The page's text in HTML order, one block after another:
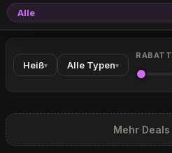
Alle
Heiß▾ Alle Typen▾
Mehr